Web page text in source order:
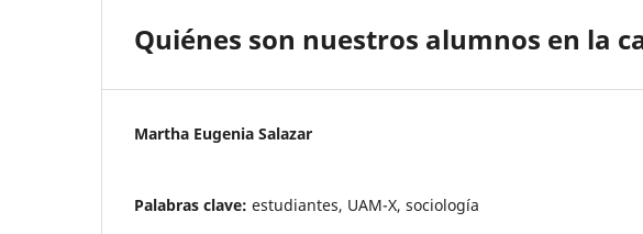
Quiénes son nuestros alumnos en la
Martha Eugenia Salazar
Palabras clave: estudiantes, UAM-X, sociología